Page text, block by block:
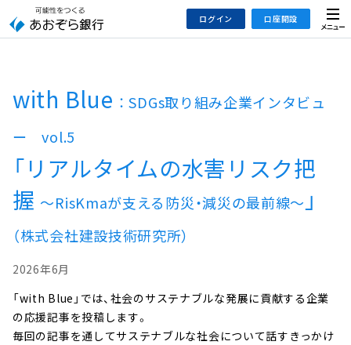
文
ログイン
法人のお客さまはこちら
デビット専用WEB
あおぞら投信インターネットトレード
大和証券Webサービス
口座開設
メ
ニ
with Blue ： SDGs取り組み企業インタビュ
ー vol.5
「リアルタイムの水害リスク把
握 ～RisKmaが支える防災・減災の最前線～ 」
（株式会社建設技術研究所）
2026年6月
「with Blue」では、社会のサステナブルな発展に貢献する企業
の応援記事を投稿します。
毎回の記事を通してサステナブルな社会について話すきっかけ